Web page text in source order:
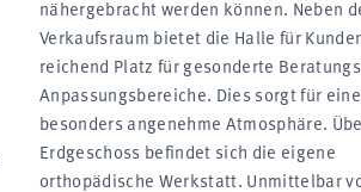
näher­gebracht werden können. Neben
Verkaufs­raum bietet die Halle für
reichend Platz für gesonderte
Anpassungs­bereiche. Dies sorgt für eine
besonders an­genehme Atmos­phäre.
Erd­geschoss befindet sich die eigene
orthopädische Werk­statt. Un­mittelbar